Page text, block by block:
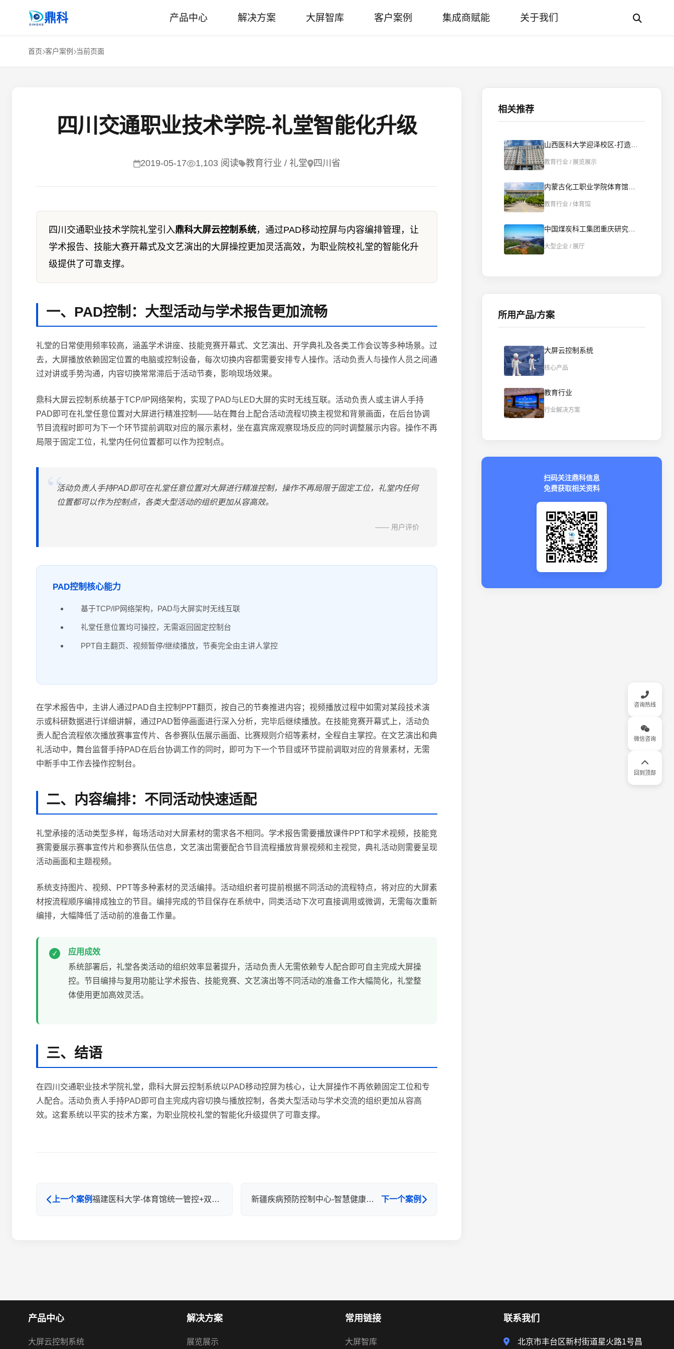
鼎科 产品中心 解决方案 大屏智库 客户案例 集成商赋能 关于我们
首页 客户案例 当前页面
四川交通职业技术学院-礼堂智能化升级
2019-05-17 1,103 阅读 教育行业 / 礼堂 四川省
四川交通职业技术学院礼堂引入鼎科大屏云控制系统，通过PAD移动控屏与内容编排管理，让
学术报告、技能大赛开幕式及文艺演出的大屏操控更加灵活高效，为职业院校礼堂的智能化升
级提供了可靠支撑。
一、PAD控制：大型活动与学术报告更加流畅
礼堂的日常使用频率较高，涵盖学术讲座、技能竞赛开幕式、文艺演出、开学典礼及各类工作会议等多种场景。过
去，大屏播放依赖固定位置的电脑或控制设备，每次切换内容都需要安排专人操作。活动负责人与操作人员之间通
过对讲或手势沟通，内容切换常常滞后于活动节奏，影响现场效果。
鼎科大屏云控制系统基于TCP/IP网络架构，实现了PAD与LED大屏的实时无线互联。活动负责人或主讲人手持
PAD即可在礼堂任意位置对大屏进行精准控制——站在舞台上配合活动流程切换主视觉和背景画面，在后台协调
节目流程时即可为下一个环节提前调取对应的展示素材，坐在嘉宾席观察现场反应的同时调整展示内容。操作不再
局限于固定工位，礼堂内任何位置都可以作为控制点。
活动负责人手持PAD即可在礼堂任意位置对大屏进行精准控制，操作不再局限于固定工位，礼堂内任何
位置都可以作为控制点，各类大型活动的组织更加从容高效。
—— 用户评价
PAD控制核心能力
基于TCP/IP网络架构，PAD与大屏实时无线互联
礼堂任意位置均可操控，无需返回固定控制台
PPT自主翻页、视频暂停/继续播放，节奏完全由主讲人掌控
在学术报告中，主讲人通过PAD自主控制PPT翻页，按自己的节奏推进内容；视频播放过程中如需对某段技术演
示或科研数据进行详细讲解，通过PAD暂停画面进行深入分析，完毕后继续播放。在技能竞赛开幕式上，活动负
责人配合流程依次播放赛事宣传片、各参赛队伍展示画面、比赛规则介绍等素材，全程自主掌控。在文艺演出和典
礼活动中，舞台监督手持PAD在后台协调工作的同时，即可为下一个节目或环节提前调取对应的背景素材，无需
中断手中工作去操作控制台。
二、内容编排：不同活动快速适配
礼堂承接的活动类型多样，每场活动对大屏素材的需求各不相同。学术报告需要播放课件PPT和学术视频，技能竞
赛需要展示赛事宣传片和参赛队伍信息，文艺演出需要配合节目流程播放背景视频和主视觉，典礼活动则需要呈现
活动画面和主题视频。
系统支持图片、视频、PPT等多种素材的灵活编排。活动组织者可提前根据不同活动的流程特点，将对应的大屏素
材按流程顺序编排成独立的节目。编排完成的节目保存在系统中，同类活动下次可直接调用或微调，无需每次重新
编排，大幅降低了活动前的准备工作量。
应用成效
系统部署后，礼堂各类活动的组织效率显著提升，活动负责人无需依赖专人配合即可自主完成大屏操
控。节目编排与复用功能让学术报告、技能竞赛、文艺演出等不同活动的准备工作大幅简化，礼堂整
体使用更加高效灵活。
三、结语
在四川交通职业技术学院礼堂，鼎科大屏云控制系统以PAD移动控屏为核心，让大屏操作不再依赖固定工位和专
人配合。活动负责人手持PAD即可自主完成内容切换与播放控制，各类大型活动与学术交流的组织更加从容高
效。这套系统以平实的技术方案，为职业院校礼堂的智能化升级提供了可靠支撑。
上一个案例 福建医科大学-体育馆统一管控+双控模式数字化升级 新疆疾病预防控制中心-智慧健康传播 下一个案例
相关推荐
教育行业 / 展览展示
教育行业 / 体育馆
大型企业 / 展厅
所用产品/方案
大屏云控制系统
核心产品
教育行业
行业解决方案
扫码关注鼎科信息
免费获取相关资料
咨询热线
微信咨询
回到顶部
产品中心
大屏云控制系统
解决方案
展览展示
常用链接
大屏智库
联系我们
北京市丰台区新村街道星火路1号昌